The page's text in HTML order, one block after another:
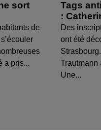
sort
de
a pris...
Tags
:
Des
ont été
Trautmann
Une...